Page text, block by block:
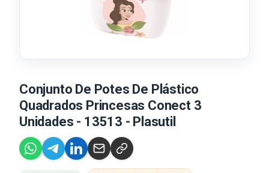
Conjunto De Potes De Plástico
Quadrados Princesas Conect 3
Unidades - 13513 - Plasutil